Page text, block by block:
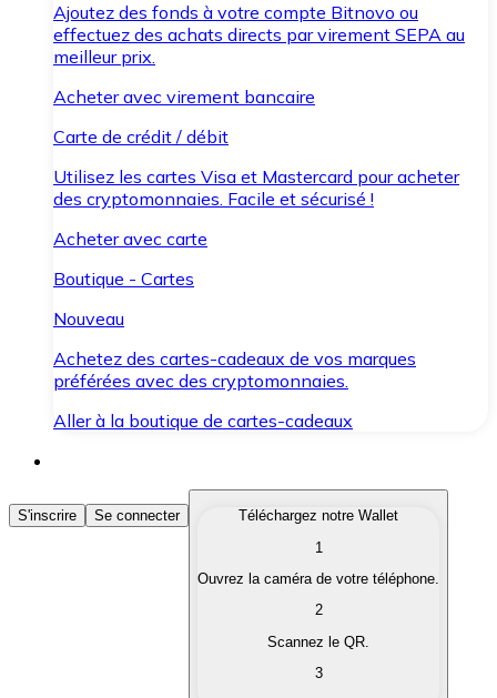
Ajoutez des fonds à votre compte Bitnovo ou
effectuez des achats directs par virement SEPA au
meilleur prix.
Acheter avec virement bancaire
Carte de crédit / débit
Utilisez les cartes Visa et Mastercard pour acheter
des cryptomonnaies. Facile et sécurisé !
Acheter avec carte
Boutique - Cartes
Nouveau
Achetez des cartes-cadeaux de vos marques
préférées avec des cryptomonnaies.
Aller à la boutique de cartes-cadeaux
Acheter des Cryptomonnaies
Achetez les cryptomonnaies qui vous intéressent
Convertissez vos cryptomonnaies en monnaie
S'inscrire Se connecter
Téléchargez notre Wallet
1
Ouvrez la caméra de votre téléphone.
2
Scannez le QR.
3